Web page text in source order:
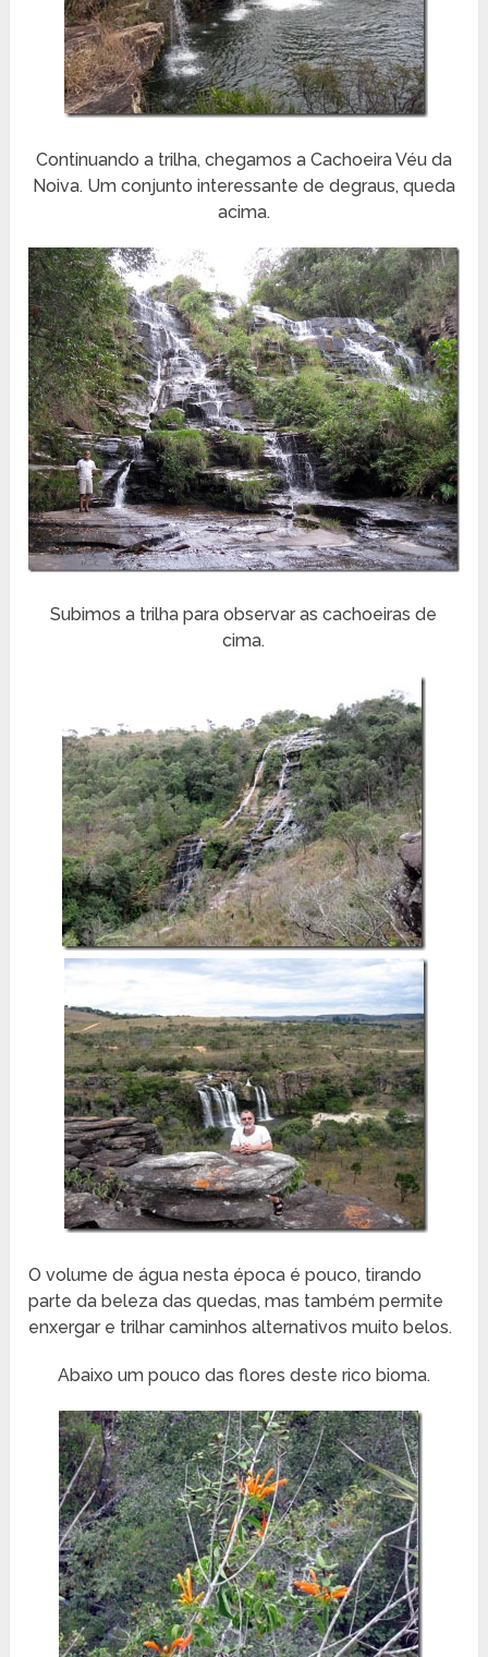
Continuando a trilha, chegamos a Cachoeira Véu da
Noiva. Um conjunto interessante de degraus, queda
acima.
Subimos a trilha para observar as cachoeiras de
cima.
O volume de água nesta época é pouco, tirando
parte da beleza das quedas, mas também permite
enxergar e trilhar caminhos alternativos muito belos.
Abaixo um pouco das flores deste rico bioma.